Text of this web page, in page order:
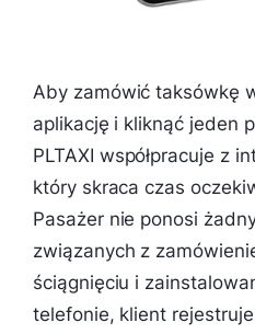
Aby zamówić taksówkę
aplikację i kliknąć jeden
PLTAXI współpracuje z
który skraca czas
Pasażer nie ponosi
związanych z
ściągnięciu i
telefonie, klient